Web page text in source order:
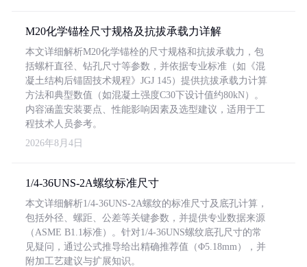
M20化学锚栓尺寸规格及抗拔承载力详解
本文详细解析M20化学锚栓的尺寸规格和抗拔承载力，包
括螺杆直径、钻孔尺寸等参数，并依据专业标准（如《混
凝土结构后锚固技术规程》JGJ 145）提供抗拔承载力计算
方法和典型数值（如混凝土强度C30下设计值约80kN）。
内容涵盖安装要点、性能影响因素及选型建议，适用于工
程技术人员参考。
2026年8月4日
1/4-36UNS-2A螺纹标准尺寸
本文详细解析1/4-36UNS-2A螺纹的标准尺寸及底孔计算，
包括外径、螺距、公差等关键参数，并提供专业数据来源
（ASME B1.1标准）。针对1/4-36UNS螺纹底孔尺寸的常
见疑问，通过公式推导给出精确推荐值（Φ5.18mm），并
附加工艺建议与扩展知识。